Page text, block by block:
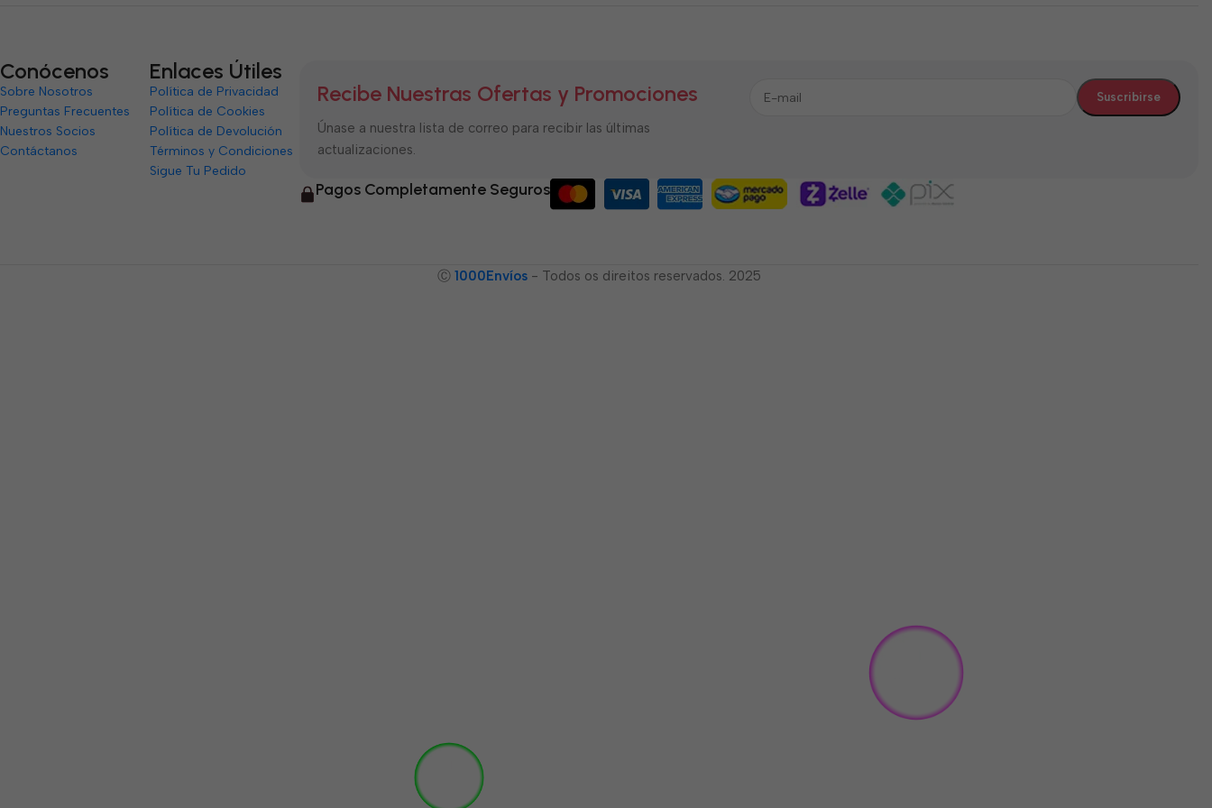
Conócenos
Sobre Nosotros
Preguntas Frecuentes
Nuestros Socios
Contáctanos
Enlaces Útiles
Política de Privacidad
Política de Cookies
Política de Devolución
Términos y Condiciones
Sigue Tu Pedido
Recibe Nuestras Ofertas y Promociones
Únase a nuestra lista de correo para recibir las últimas
actualizaciones.
Pagos Completamente Seguros
Ⓒ 1000Envíos - Todos os direitos reservados. 2025